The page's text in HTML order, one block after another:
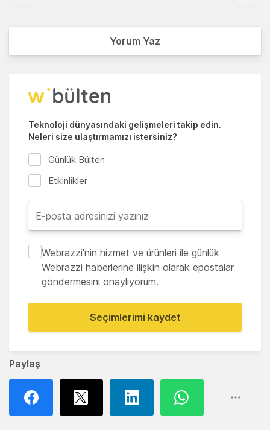
Paylaş
Yorum Yaz
Teknoloji dünyasındaki gelişmeleri takip edin.
Neleri size ulaştırmamızı istersiniz?
Günlük Bülten
Etkinlikler
Webrazzi'nin hizmet ve ürünleri ile günlük
Webrazzi haberlerine ilişkin olarak epostalar
göndermesini onaylıyorum.
Seçimlerimi kaydet